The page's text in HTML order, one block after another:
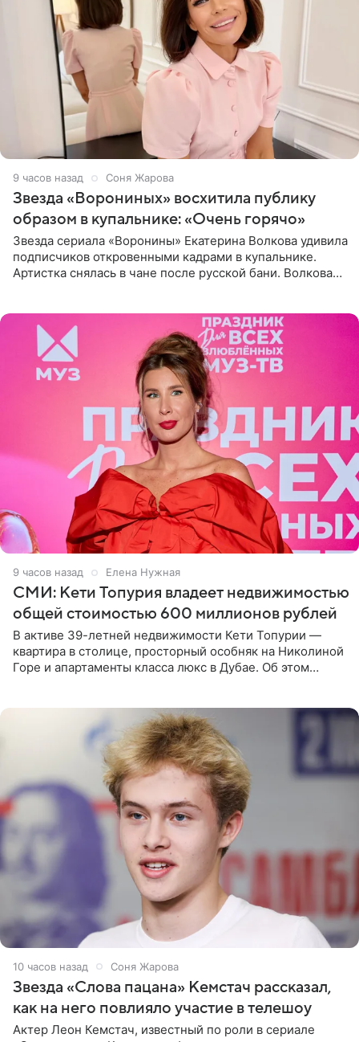
9 часов назад Соня Жарова
Звезда «Ворониных» восхитила публику
образом в купальнике: «Очень горячо»
Звезда сериала «Воронины» Екатерина Волкова удивила
подписчиков откровенными кадрами в купальнике.
Артистка снялась в чане после русской бани. Волкова
9 часов назад Елена Нужная
СМИ: Кети Топурия владеет недвижимостью
общей стоимостью 600 миллионов рублей
В активе 39-летней недвижимости Кети Топурии —
квартира в столице, просторный особняк на Николиной
Горе и апартаменты класса люкс в Дубае. Об этом
10 часов назад Соня Жарова
Звезда «Слова пацана» Кемстач рассказал,
как на него повлияло участие в телешоу
Актер Леон Кемстач, известный по роли в сериале